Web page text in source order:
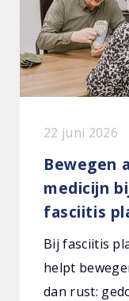
22 juni 2026
Bewegen
medicijn
fasciitis
Bij fasciitis
helpt
dan rust: